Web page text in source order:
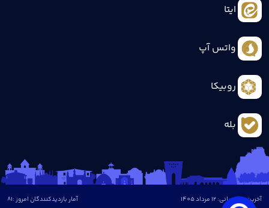
ایتا
واتس آپ
روبیکا
بله
آخرین بروزرسانی: 12 مرداد 1405 آمار بازدیدکنندگان امروز :81